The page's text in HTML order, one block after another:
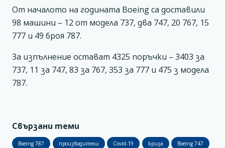
От началото на годината Boeing са доставили
98 машини – 12 от модела 737, два 747, 20 767, 15
777 и 49 броя 787.
За изпълнение остават 4325 поръчки – 3403 за
737, 11 за 747, 83 за 767, 353 за 777 и 475 з модела
787.
Свързани теми
Boeing 787 производители Covid-19 криза Boeing 747